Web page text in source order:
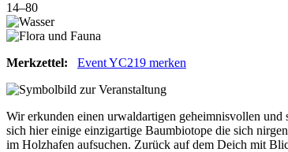
14–80
Merkzettel: Event YC219 merken
Wir erkunden einen urwaldartigen geheimnisvollen
sich hier einige einzigartige Baumbiotope die sich
im Holzhafen aufsuchen. Zurück auf dem Deich mit